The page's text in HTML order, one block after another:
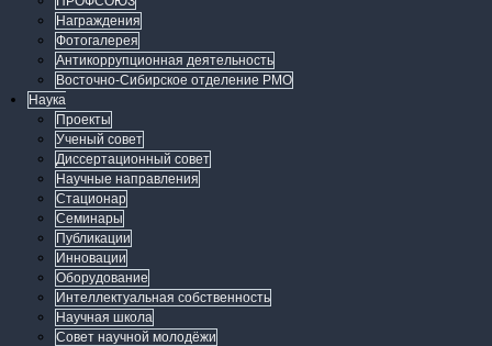
Награждения
Фотогалерея
Антикоррупционная деятельность
Восточно-Сибирское отделение РМО
Наука
Проекты
Ученый совет
Диссертационный совет
Научные направления
Стационар
Семинары
Публикации
Инновации
Оборудование
Интеллектуальная собственность
Научная школа
Совет научной молодёжи